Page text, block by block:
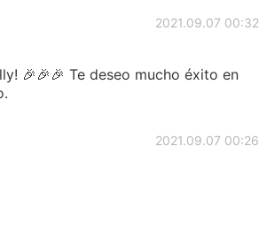
2021.09.07 00:32
🎉🎉🎉 Te deseo mucho éxito en
2021.09.07 00:26